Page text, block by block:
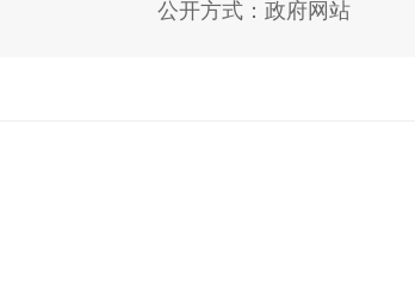
公开方式：政府网站